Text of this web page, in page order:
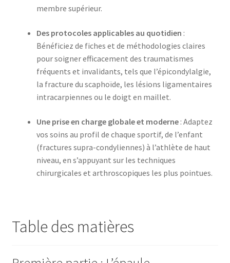
membre supérieur.
Des protocoles applicables au quotidien :
Bénéficiez de fiches et de méthodologies claires
pour soigner efficacement des traumatismes
fréquents et invalidants, tels que l’épicondylalgie,
la fracture du scaphoïde, les lésions ligamentaires
intracarpiennes ou le doigt en maillet.
Une prise en charge globale et moderne: Adaptez
vos soins au profil de chaque sportif, de l’enfant
(fractures supra-condyliennes) à l’athlète de haut
niveau, en s’appuyant sur les techniques
chirurgicales et arthroscopiques les plus pointues.
Table des matières